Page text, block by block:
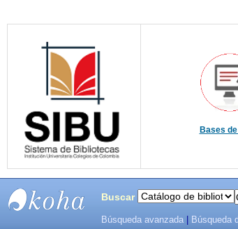
Bases
Buscar
Búsqueda avanzada Búsqueda